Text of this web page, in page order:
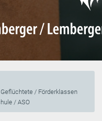
/ Förderklassen
/ ASO